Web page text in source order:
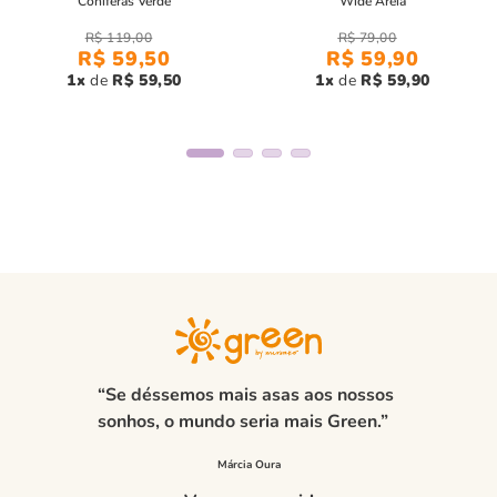
camiseta infantil menino astral manga longa azul
, seu filho estará confortável, estiloso e pronto para
qualquer ocasião!
R$ 119,00
R$ 59,50
1 R$ 59,50
R$ 79,00
R$ 59,90
1 R$ 59,90
“Se déssemos mais asas aos nossos
sonhos, o mundo seria mais Green.”